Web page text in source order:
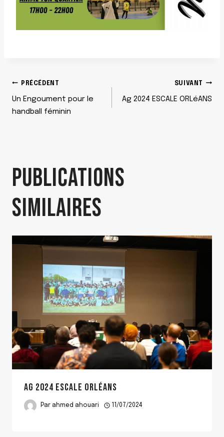
NAVIGATION
DE
PRÉCÉDENT
Un Engoument pour le
handball féminin
SUIVANT
Ag 2024 ESCALE ORLéANS
PUBLICATIONS
SIMILAIRES
AG 2024 ESCALE ORLÉANS
Par ahmed ahouari 11/07/2024